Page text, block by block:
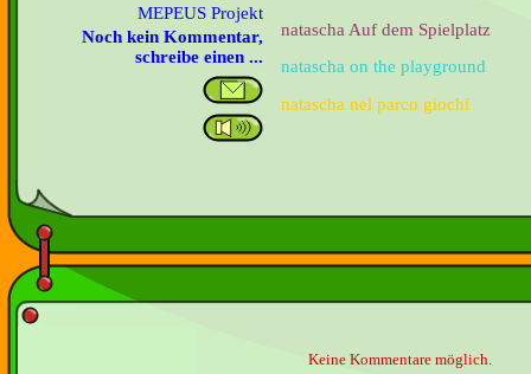
MEPEUS Projekt
Noch kein Kommentar,
schreibe einen ...
natascha Auf dem Spielplatz
natascha on the playground
natascha nel parco giochi
Keine Kommentare möglich.